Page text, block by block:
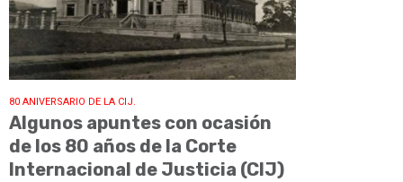
80 ANIVERSARIO DE LA CIJ.
Algunos apuntes con ocasión
de los 80 años de la Corte
Internacional de Justicia (CIJ)